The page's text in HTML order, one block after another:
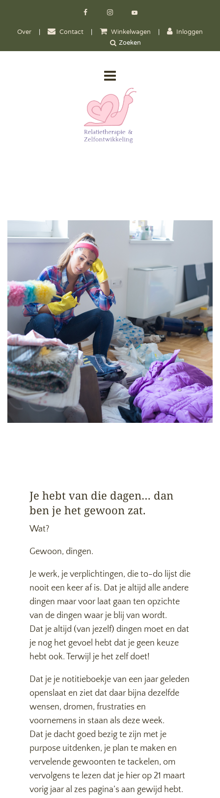
Over | Contact | Winkelwagen | Inloggen
Je hebt van die dagen… dan
ben je het gewoon zat.
Wat?
Gewoon, dingen.
Je werk, je verplichtingen, die to-do lijst die
nooit een keer af is. Dat je altijd alle andere
dingen maar voor laat gaan ten opzichte
van de dingen waar je blij van wordt.
Dat je altijd (van jezelf) dingen moet en dat
je nog het gevoel hebt dat je geen keuze
hebt ook. Terwijl je het zelf doet!
Dat je je notitieboekje van een jaar geleden
openslaat en ziet dat daar bijna dezelfde
wensen, dromen, frustraties en
voornemens in staan als deze week.
Dat je dacht goed bezig te zijn met je
purpose uitdenken, je plan te maken en
vervelende gewoonten te tackelen, om
vervolgens te lezen dat je hier op 21 maart
vorig jaar al zes pagina’s aan gewijd hebt.